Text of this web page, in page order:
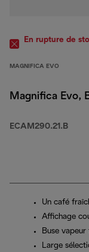
En rupture de
MAGNIFICA EVO
Magnifica Evo,
ECAM290.21.B
Un café
Affichage
Buse
Large